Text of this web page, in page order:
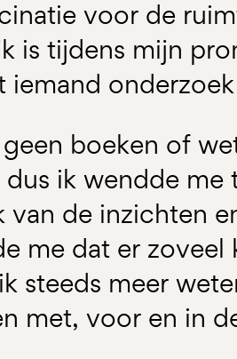
voor de
is tijdens mijn
iemand
geen boeken of
dus ik wendde
van de inzichten
me dat er
steeds meer
met, voor en in